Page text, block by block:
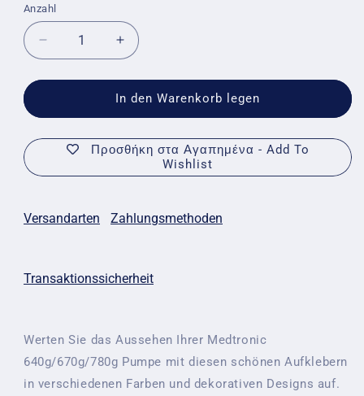
Anzahl
Anzahl
Verringere
die
Menge
Dekorative
–
Erhöhe
die
Menge
für
Dekorative
für
Medtronic-
–
In den Warenkorb legen
Προσθήκη στα Αγαπημένα - Add To
Wishlist
Versandarten Zahlungsmethoden
Transaktionssicherheit
Werten Sie das Aussehen Ihrer Medtronic
640g/670g/780g Pumpe mit diesen schönen Aufklebern
in verschiedenen Farben und dekorativen Designs auf.